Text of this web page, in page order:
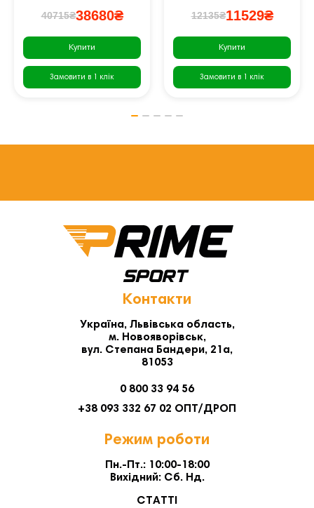
40715₴38680₴
Купити
Замовити в 1 клік
12135₴11529₴
Купити
Замовити в 1 клік
Контакти
Україна, Львівська область,
м. Новояворівськ,
вул. Степана Бандери, 21а,
81053
0 800 33 94 56
+38 093 332 67 02 ОПТ/ДРОП
Режим роботи
Пн.-Пт.: 10:00-18:00
Вихідний: Сб. Нд.
СТАТТІ